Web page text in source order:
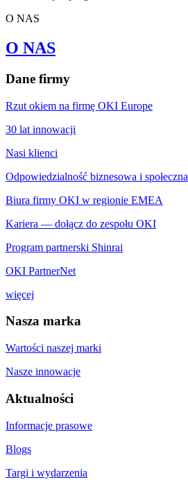
O NAS
O NAS
Dane firmy
Rzut okiem na firmę OKI Europe
30 lat innowacji
Nasi klienci
Odpowiedzialność biznesowa i społeczna
Biura firmy OKI w regionie EMEA
Kariera — dołącz do zespołu OKI
Program partnerski Shinrai
OKI PartnerNet
więcej
Nasza marka
Wartości naszej marki
Nasze innowacje
Aktualności
Informacje prasowe
Blogs
Targi i wydarzenia